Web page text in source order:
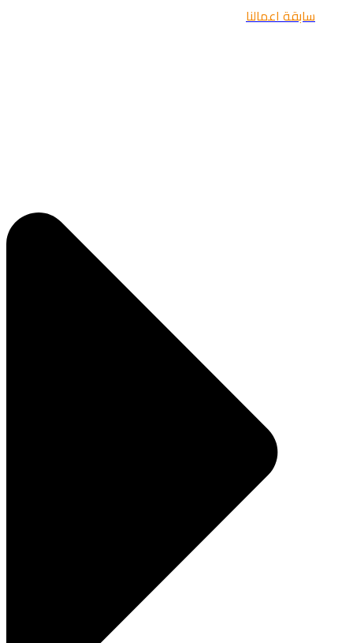
سابقة اعمالنا